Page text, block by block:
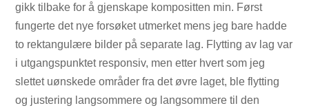
gikk tilbake for å gjenskape kompositten min. Først
fungerte det nye forsøket utmerket mens jeg bare hadde
to rektangulære bilder på separate lag. Flytting av lag var
i utgangspunktet responsiv, men etter hvert som jeg
slettet uønskede områder fra det øvre laget, ble flytting
og justering langsommere og langsommere til den